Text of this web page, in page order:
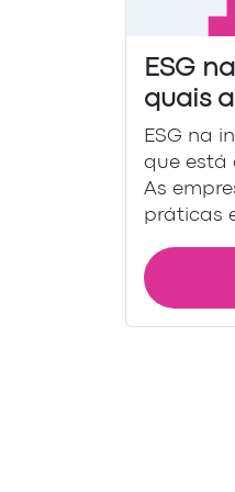
ESG
quais
ESG na
que está
As
práticas